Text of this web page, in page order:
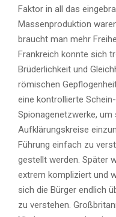
Faktor in all das
Massenproduktion
braucht man mehr
Frankreich konnte sich
Brüderlichkeit und
römischen
eine kontrollierte
Spionagenetzwerke,
Aufklärungskreise
Führung einfach zu
gestellt werden. Später
extrem kompliziert und
sich die Bürger endlich
zu verstehen.